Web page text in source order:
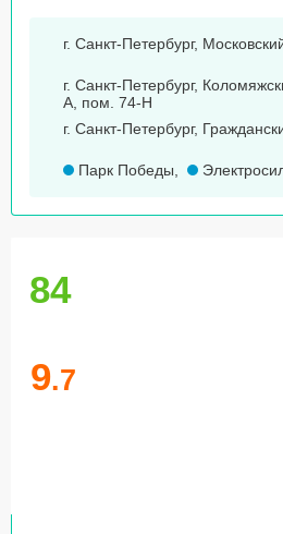
г. Санкт-Петербург,
г. Санкт-Петербург,
А, пом. 74-Н
г. Санкт-Петербург,
Парк Победы,
84
9.7